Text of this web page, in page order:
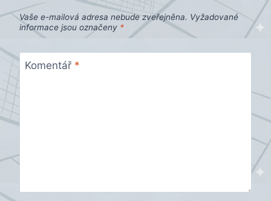
Vaše e-mailová adresa nebude zveřejněna. Vyžadované
informace jsou označeny *
Komentář *